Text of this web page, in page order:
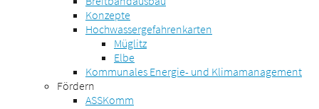
Konzepte
Hochwassergefahrenkarten
Müglitz
Elbe
Kommunales Energie- und Klimamanagement
Fördern
ASSKomm